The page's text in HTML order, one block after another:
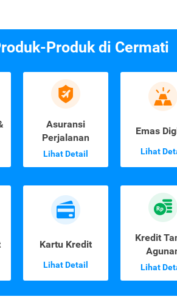
Produk di Cermati
Asuransi
Perjalanan
Lihat Detail
Emas
Lihat
Kartu Kredit
Lihat Detail
Kredit
Lihat